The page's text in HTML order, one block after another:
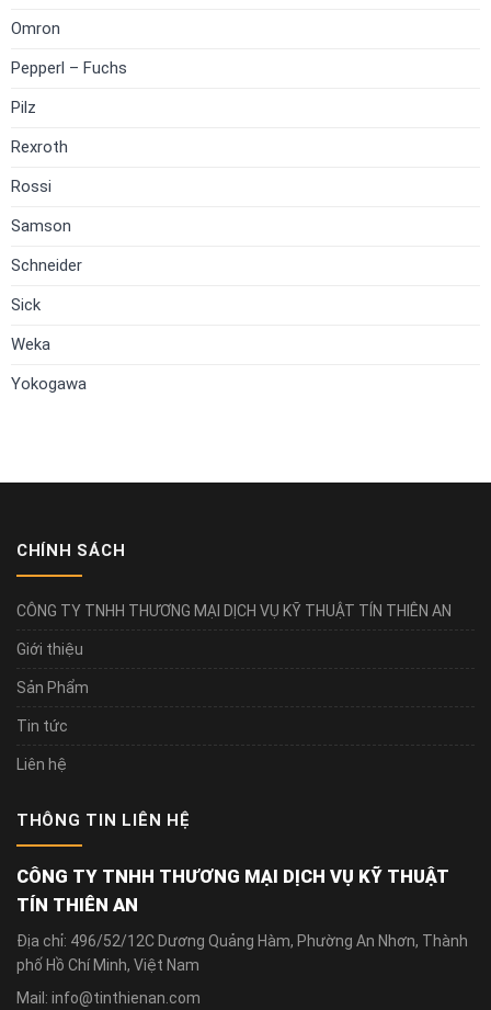
Omron
Pepperl – Fuchs
Pilz
Rexroth
Rossi
Samson
Schneider
Sick
Weka
Yokogawa
CHÍNH SÁCH
CÔNG TY TNHH THƯƠNG MẠI DỊCH VỤ KỸ THUẬT TÍN THIÊN AN
Giới thiệu
Sản Phẩm
Tin tức
Liên hệ
THÔNG TIN LIÊN HỆ
CÔNG TY TNHH THƯƠNG MẠI DỊCH VỤ KỸ THUẬT
TÍN THIÊN AN
Địa chỉ: 496/52/12C Dương Quảng Hàm, Phường An Nhơn, Thành
phố Hồ Chí Minh, Việt Nam
Mail: info@tinthienan.com